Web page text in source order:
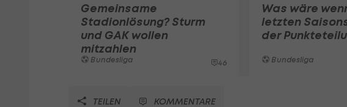
Gemeinsame
Stadionlösung? Sturm
und GAK wollen
mitzahlen
Bundesliga 46
Was wäre
letzten
der
Bundesliga
TEILEN KOMMENTARE